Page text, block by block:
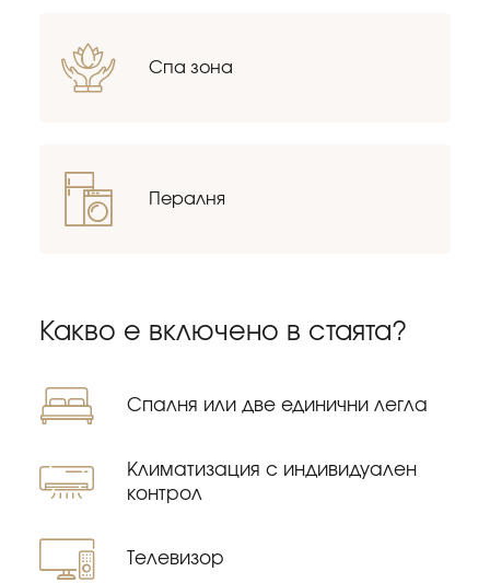
Спа зона
Пералня
Какво е включено в стаята?
Спалня или две единични легла
Kлиматизация с индивидуален
контрол
Tелевизор